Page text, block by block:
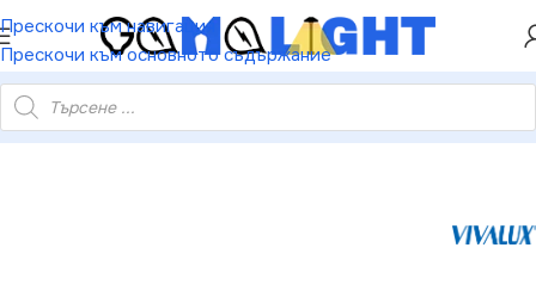
Прескочи към навигация
Прескочи към основното съдържание
НАМАЛЕНИЕ ОТ 5%
LED осветително тяло HUGO LED 24W бял 4000K